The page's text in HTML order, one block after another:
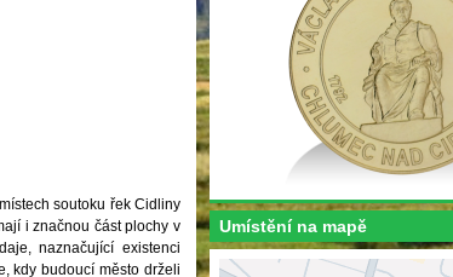
soutoku řek Cidliny
i značnou část plochy v
naznačující existenci
kdy budoucí město drželi
Umístění na mapě